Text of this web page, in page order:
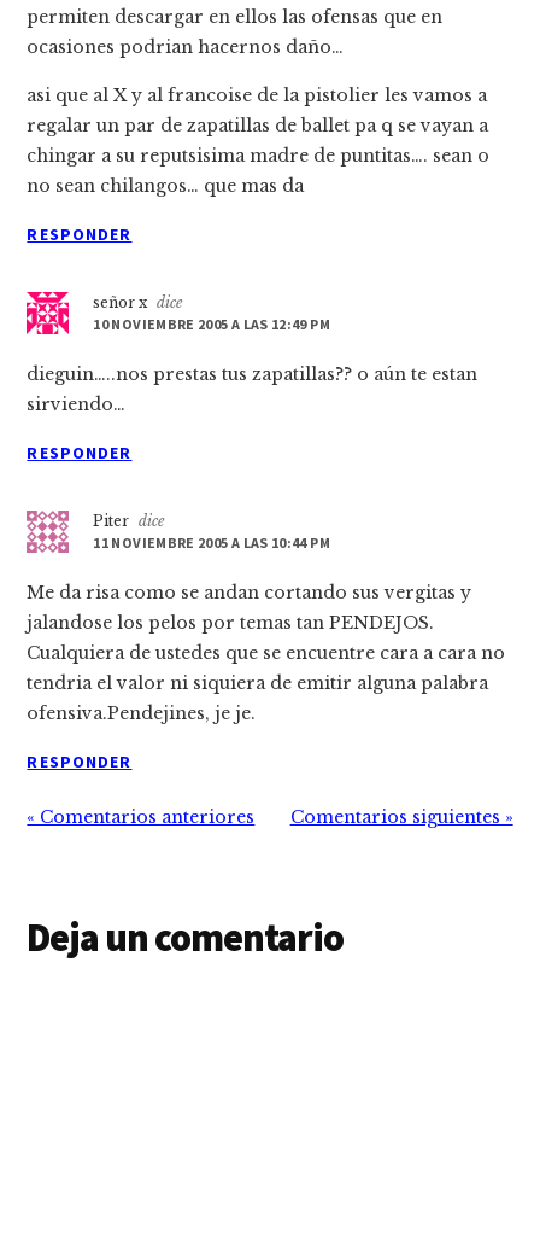
permiten descargar en ellos las ofensas que en
ocasiones podrian hacernos daño…
asi que al X y al francoise de la pistolier les vamos a
regalar un par de zapatillas de ballet pa q se vayan a
chingar a su reputsisima madre de puntitas…. sean o
no sean chilangos… que mas da
RESPONDER
señor x dice
10 NOVIEMBRE 2005 A LAS 12:49 PM
dieguin…..nos prestas tus zapatillas?? o aún te estan
sirviendo…
RESPONDER
Piter dice
11 NOVIEMBRE 2005 A LAS 10:44 PM
Me da risa como se andan cortando sus vergitas y
jalandose los pelos por temas tan PENDEJOS.
Cualquiera de ustedes que se encuentre cara a cara no
tendria el valor ni siquiera de emitir alguna palabra
ofensiva.Pendejines, je je.
RESPONDER
« Comentarios anteriores Comentarios siguientes »
Deja un comentario